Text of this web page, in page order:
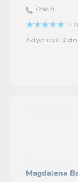
(Pokaż)
14
Aktywność: 2
Magdalena